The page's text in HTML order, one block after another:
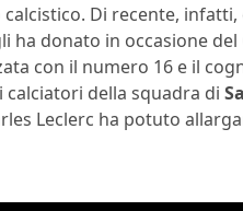
Di recente, infatti,
ha donato in occasione
con il numero 16 e il
calciatori della squadra di
Leclerc ha potuto